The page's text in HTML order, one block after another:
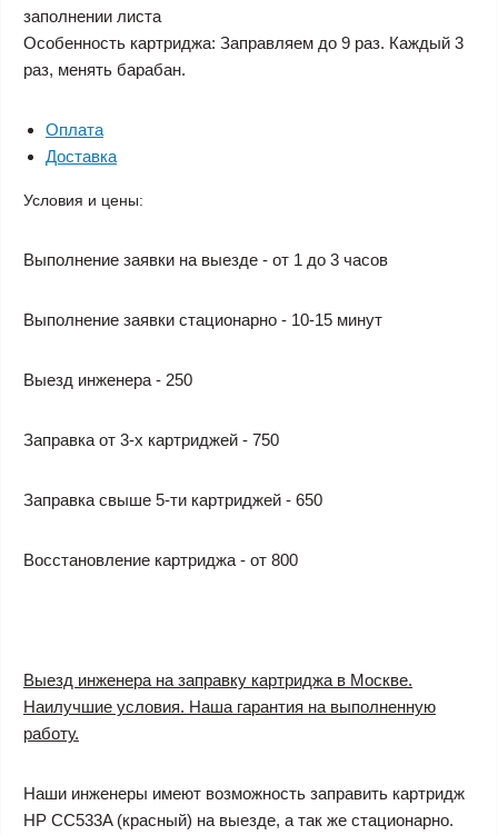
заполнении листа
Особенность картриджа: Заправляем до 9 раз. Каждый 3
раз, менять барабан.
Оплата
Доставка
Условия и цены:
Выполнение заявки на выезде - от 1 до 3 часов
Выполнение заявки стационарно - 10-15 минут
Выезд инженера - 250
Заправка от 3-х картриджей - 750
Заправка свыше 5-ти картриджей - 650
Восстановление картриджа - от 800
Выезд инженера на заправку картриджа в Москве.
Наилучшие условия. Наша гарантия на выполненную
работу.
Наши инженеры имеют возможность заправить картридж
HP CC533A (красный) на выезде, а так же стационарно.